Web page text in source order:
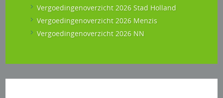
Vergoedingenoverzicht 2026 Stad Holland
Vergoedingenoverzicht 2026 Menzis
Vergoedingenoverzicht 2026 NN